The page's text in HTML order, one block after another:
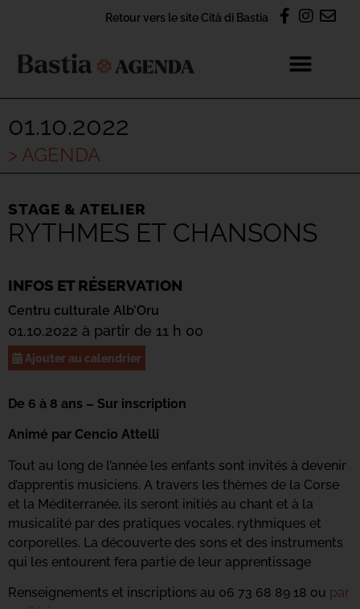
Retour vers le site Cità di Bastia
01.10.2022
> AGENDA
STAGE & ATELIER
RYTHMES ET CHANSONS
INFOS ET RÉSERVATION
Centru culturale Alb’Oru
01.10.2022 à partir de 11 h 00
Ajouter au calendrier
De 6 à 8 ans – Sur inscription
Animé par Cencio Attelli
Tout au long de l’année les enfants sont invités à devenir
d’apprentis musiciens. A travers les thèmes de la Corse
et la Méditerranée, ils seront initiés au chant et à la
musicalité par des pratiques vocales, rythmiques et
corporelles. La découverte des sons et des instruments
qui les entourent fera partie de leur apprentissage
Renseignements et inscriptions au 06 73 68 89 18 ou par